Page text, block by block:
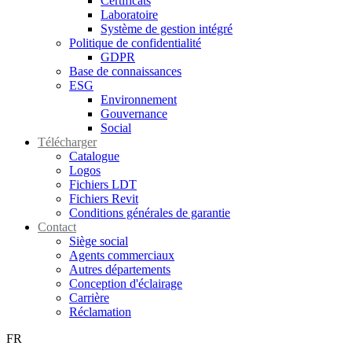
Laboratoire
Système de gestion intégré
Politique de confidentialité
GDPR
Base de connaissances
ESG
Environnement
Gouvernance
Social
Télécharger
Catalogue
Logos
Fichiers LDT
Fichiers Revit
Conditions générales de garantie
Contact
Siège social
Agents commerciaux
Autres départements
Conception d'éclairage
Carrière
Réclamation
FR